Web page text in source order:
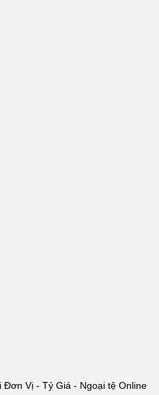
Vị - Tỷ Giá - Ngoại tệ Online